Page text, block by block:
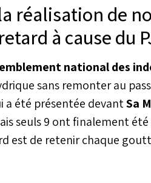
eau du secteur agricole est en
2021. Face à cette situation, un
agricole sur la politique
une obligation, selon Mohamed
l’Agriculture, de la pêche maritime,
rural et des eaux et forêts. Il
sauver l’arboriculture et
des légumes les plus
comme la pomme de terre,
la tomate.
réalisation de
à cause du
national des
sans remonter au
a été présentée devantSa
seuls 9 ont finalement été
est de retenir chaque